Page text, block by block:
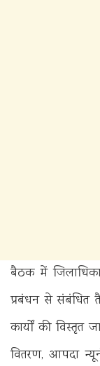
बैठक में
प्रबंधन से संबंधित
कार्यों की विस्तृत
वितरण, आपदा